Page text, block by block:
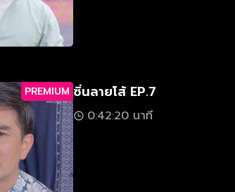
PREMIUM ซิ่นลายโส้ EP.7
0:42:20 นาที